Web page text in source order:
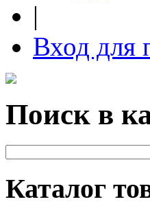
|
Вход для
Поиск в
Каталог